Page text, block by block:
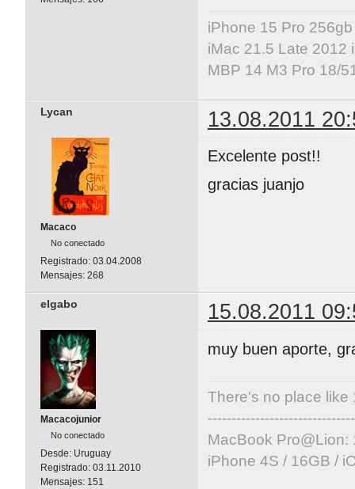
iPhone 15 Pro 256gb
iMac 21.5 Late 2012
MBP 14 M3 Pro 18/
Lycan 13.08.2011
Macaco
No conectado
Registrado: 03.04.2008
Mensajes: 268
Excelente post!!
gracias juanjo
elgabo 15.08.2011
Macacojunior
No conectado
Desde: Uruguay
Registrado: 03.11.2010
Mensajes: 151
muy buen aporte,
There's no place like
MacBook Pro@Lion:
iPhone 4S / 16GB /